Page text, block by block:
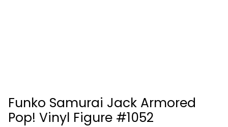
Funko Samurai Jack Armored
Pop! Vinyl Figure #1052